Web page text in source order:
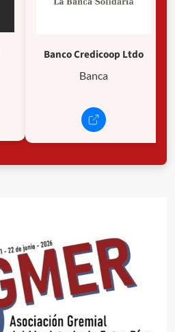
Banco Credicoop Ltdo
Banca